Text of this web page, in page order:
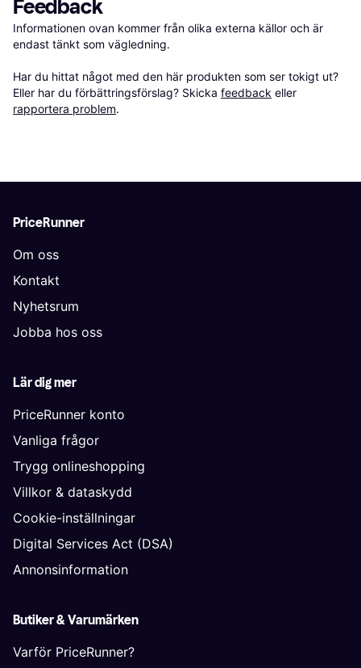
Feedback
Informationen ovan kommer från olika externa källor och är
endast tänkt som vägledning.
Har du hittat något med den här produkten som ser tokigt ut?
Eller har du förbättringsförslag? Skicka feedback eller
rapportera problem.
PriceRunner
Om oss
Kontakt
Nyhetsrum
Jobba hos oss
Lär dig mer
PriceRunner konto
Vanliga frågor
Trygg onlineshopping
Villkor & dataskydd
Cookie-inställningar
Digital Services Act (DSA)
Annonsinformation
Butiker & Varumärken
Varför PriceRunner?